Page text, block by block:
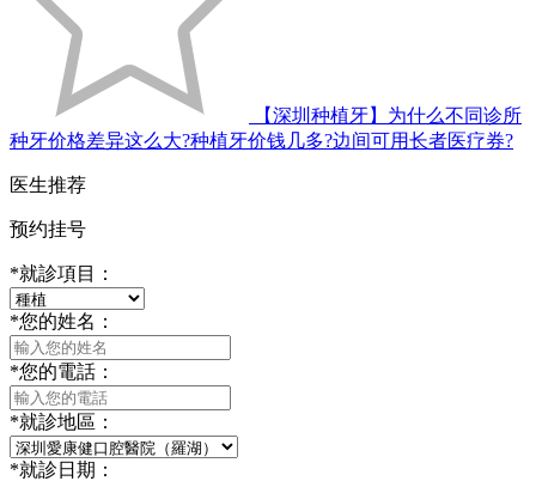
【深圳种植牙】为什么不同诊所
种牙价格差异这么大?种植牙价钱几多?边间可用长者医疗券?
医生推荐
预约挂号
*就診項目：
*您的姓名：
*您的電話：
*就診地區：
*就診日期：